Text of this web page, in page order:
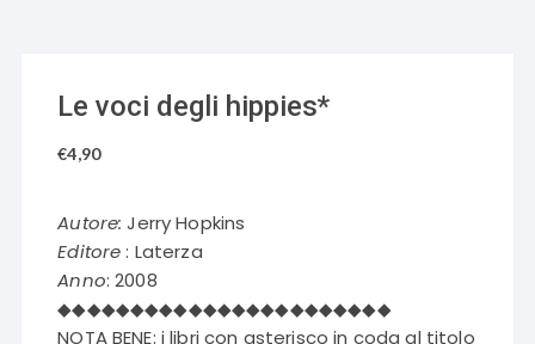
Le voci degli hippies*
€4,90
Autore: Jerry Hopkins
Editore: Laterza
Anno: 2008
◆◆◆◆◆◆◆◆◆◆◆◆◆◆◆◆◆◆◆◆◆◆◆
NOTA BENE: i libri con asterisco in coda al titolo